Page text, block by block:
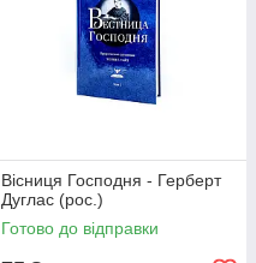
Вісниця Господня - Герберт
Дуглас (рос.)
Готово до відправки